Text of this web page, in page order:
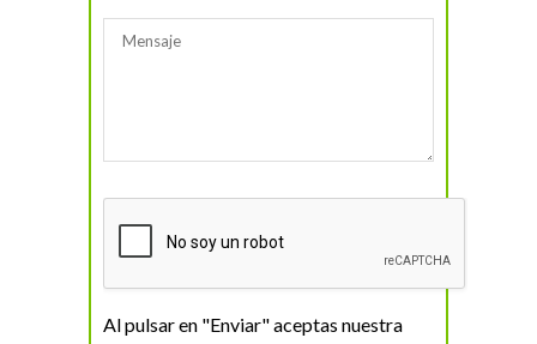
Al pulsar en "Enviar" aceptas nuestra